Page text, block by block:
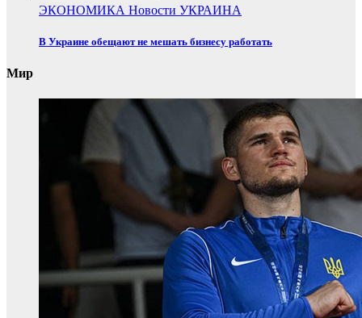
ЭКОНОМИКА Новости УКРАИНА
В Украине обещают не мешать бизнесу работать
Мир